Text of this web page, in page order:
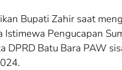
Bupati Zahir saat
Istimewa Pengucapan
DPRD Batu Bara PAW